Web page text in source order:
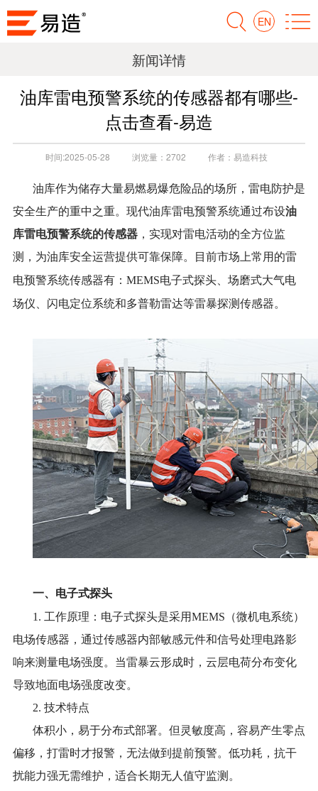
EN
新闻详情
油库雷电预警系统的传感器都有哪些-
点击查看-易造
时间:2025-05-28 浏览量： 2702 作者： 易造科技
油库作为储存大量易燃易爆危险品的场所，雷电防护是
安全生产的重中之重。现代油库雷电预警系统通过布设油
库雷电预警系统的传感器，实现对雷电活动的全方位监
测，为油库安全运营提供可靠保障。
目前市场上常用的雷
电预警系统传感器有： MEMS电子式探头、场磨式大气电
场仪、闪电定位系统和多普勒雷达等雷暴探测传感器。
一、 电子式探头
1. 工作原理 ： 电子式探头是采用MEMS（微机电系统）
电场传感器 ， 通过传感器内部敏感元件和信号处理电路影
响来测量电场强度。当雷暴云形成时，云层电荷分布变化
导致地面电场强度改变。
2. 技术特点
体积小，易于分布式部署。 但 灵敏度高，容易产生零点
偏移，打雷时才报警，无法做到提前预警。 低功耗 ， 抗干
扰能力强无需维护， 适合长期无人值守监测。